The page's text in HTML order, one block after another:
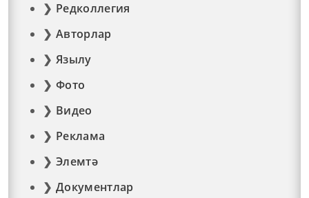
Редколлегия
Авторлар
Язылу
Фото
Видео
Реклама
Элемтә
Документлар